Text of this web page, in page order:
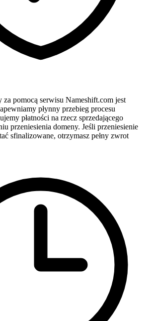
za pomocą serwisu Nameshift.com jest
płynny przebieg procesu
płatności na rzecz sprzedającego
przeniesienia domeny. Jeśli przeniesienie
sfinalizowane, otrzymasz pełny zwrot